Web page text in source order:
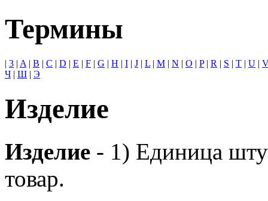
Термины
| 3 | A | B | C | D | E | F | G | H | I | J | L | M | N | O | P| R | S | T | U |
Ч | Ш | Э
Изделие
Изделие - 1) Единица
товар.